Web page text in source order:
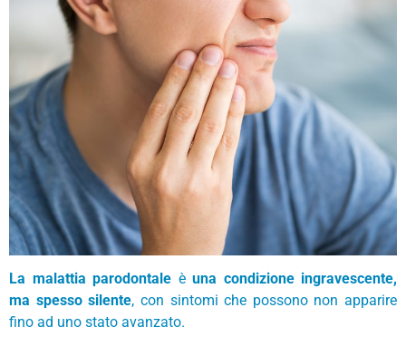
La malattia parodontale è una condizione ingravescente,
ma spesso silente, con sintomi che possono non apparire
fino ad uno stato avanzato.